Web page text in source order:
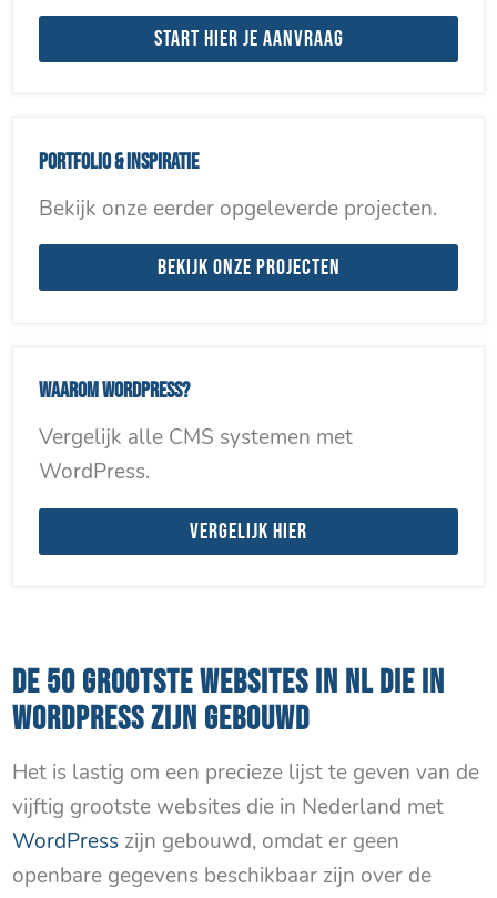
Start hier je aanvraag
Portfolio & inspiratie
Bekijk onze eerder opgeleverde projecten.
Bekijk onze projecten
Waarom WordPress?
Vergelijk alle CMS systemen met
WordPress.
Vergelijk hier
DE 50 GROOTSTE WEBSITES IN NL DIE IN
WORDPRESS ZIJN GEBOUWD
Het is lastig om een precieze lijst te geven van de
vijftig grootste websites die in Nederland met
WordPress zijn gebouwd, omdat er geen
openbare gegevens beschikbaar zijn over de